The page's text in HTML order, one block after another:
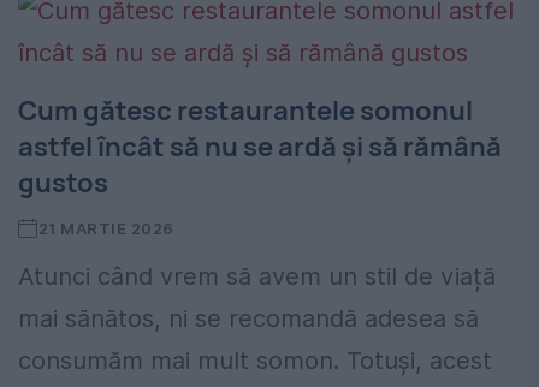
Cum gătesc restaurantele somonul
astfel încât să nu se ardă și să rămână
gustos
21 MARTIE 2026
Atunci când vrem să avem un stil de viață
mai sănătos, ni se recomandă adesea să
consumăm mai mult somon. Totuși, acest